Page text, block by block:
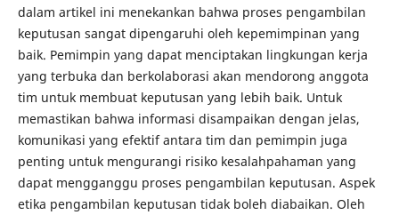
dalam artikel ini menekankan bahwa proses pengambilan
keputusan sangat dipengaruhi oleh kepemimpinan yang
baik. Pemimpin yang dapat menciptakan lingkungan kerja
yang terbuka dan berkolaborasi akan mendorong anggota
tim untuk membuat keputusan yang lebih baik. Untuk
memastikan bahwa informasi disampaikan dengan jelas,
komunikasi yang efektif antara tim dan pemimpin juga
penting untuk mengurangi risiko kesalahpahaman yang
dapat mengganggu proses pengambilan keputusan. Aspek
etika pengambilan keputusan tidak boleh diabaikan. Oleh